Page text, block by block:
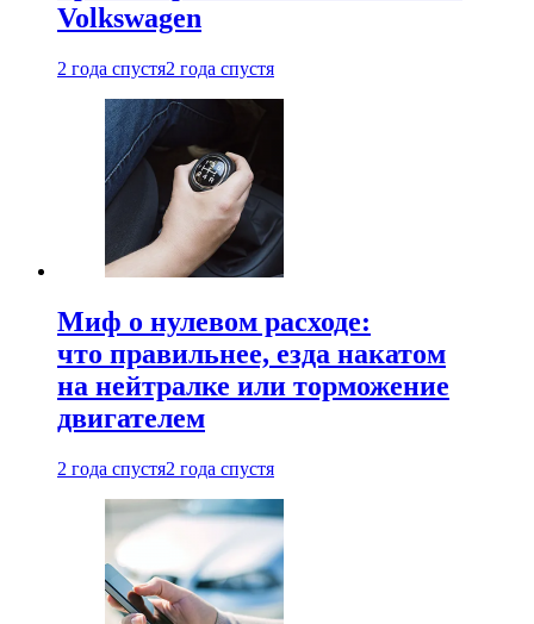
Volkswagen
2 года спустя2 года спустя
Миф о нулевом расходе:
что правильнее, езда накатом
на нейтралке или торможение
двигателем
2 года спустя2 года спустя